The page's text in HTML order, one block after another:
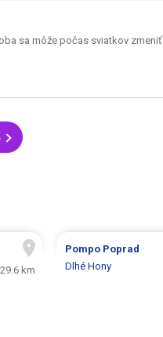
sa môže počas sviatkov zmeniť.
km
Pompo Poprad
Dlhé Hony